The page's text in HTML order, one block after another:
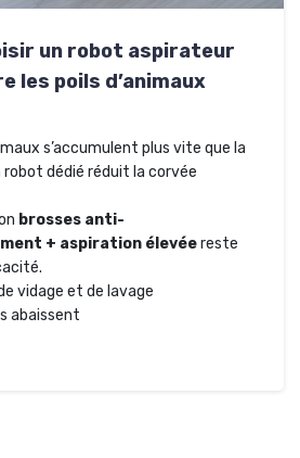
un robot aspirateur
les poils d’animaux
s’accumulent plus vite que la
robot dédié réduit la corvée
brosses anti-
+ aspiration élevéereste
vidage et de lavage
abaissent